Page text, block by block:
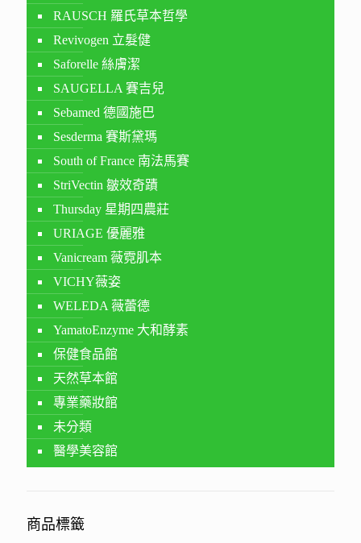
RAUSCH 羅氏草本哲學
Revivogen 立髮健
Saforelle 絲膚潔
SAUGELLA 賽吉兒
Sebamed 德國施巴
Sesderma 賽斯黛瑪
South of France 南法馬賽
StriVectin 皺效奇蹟
Thursday 星期四農莊
URIAGE 優麗雅
Vanicream 薇霓肌本
VICHY薇姿
WELEDA 薇蕾德
YamatoEnzyme 大和酵素
保健食品館
天然草本館
專業藥妝館
未分類
醫學美容館
商品標籤